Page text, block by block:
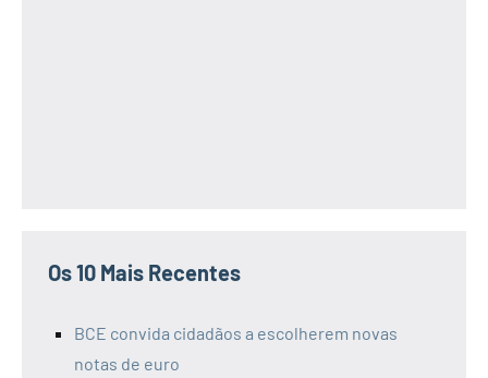
Os 10 Mais Recentes
BCE convida cidadãos a escolherem novas
notas de euro